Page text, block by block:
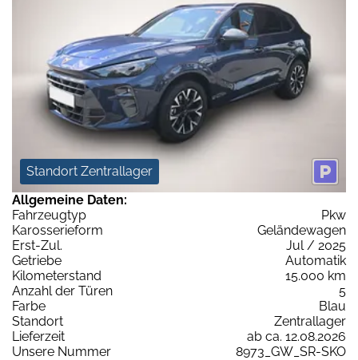
Standort Zentrallager
Allgemeine Daten:
Fahrzeugtyp
Pkw
Karosserieform
Geländewagen
Erst-Zul.
Jul / 2025
Getriebe
Automatik
Kilometerstand
15.000 km
Anzahl der Türen
5
Farbe
Blau
Standort
Zentrallager
Lieferzeit
ab ca. 12.08.2026
Unsere Nummer
8973_GW_SR-SKO